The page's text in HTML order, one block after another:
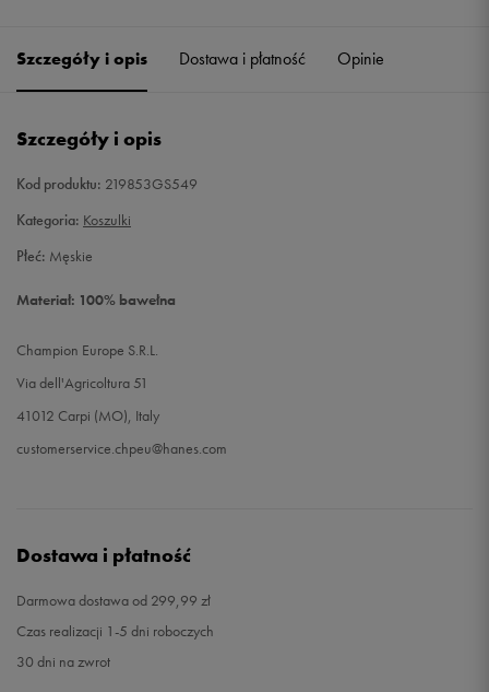
Szczegóły i opis Dostawa i płatność Opinie
Szczegóły i opis
Kod produktu: 219853GS549
Kategoria: Koszulki
Płeć: Męskie
Materiał: 100% bawełna
Champion Europe S.R.L.
Via dell'Agricoltura 51
41012 Carpi (MO), Italy
customerservice.chpeu@hanes.com
Dostawa i płatność
Darmowa dostawa od 299,99 zł
Czas realizacji 1-5 dni roboczych
30 dni na zwrot